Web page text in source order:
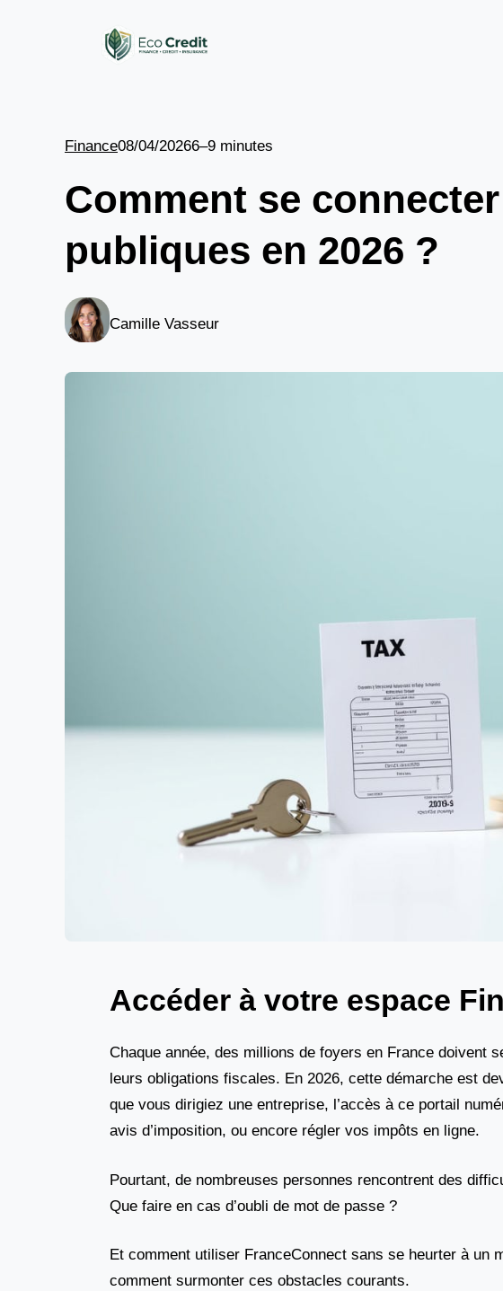
Finance08/04/20266–9 minutes
Comment se
publiques en 2026 ?
Camille Vasseur
Accéder à votre espace
Chaque année, des millions de foyers en France doivent
leurs obligations fiscales. En 2026, cette démarche est
que vous dirigiez une entreprise, l’accès à ce portail
avis d’imposition, ou encore régler vos impôts en ligne.
Pourtant, de nombreuses personnes rencontrent des
Que faire en cas d’oubli de mot de passe ?
Et comment utiliser FranceConnect sans se heurter à un
comment surmonter ces obstacles courants.